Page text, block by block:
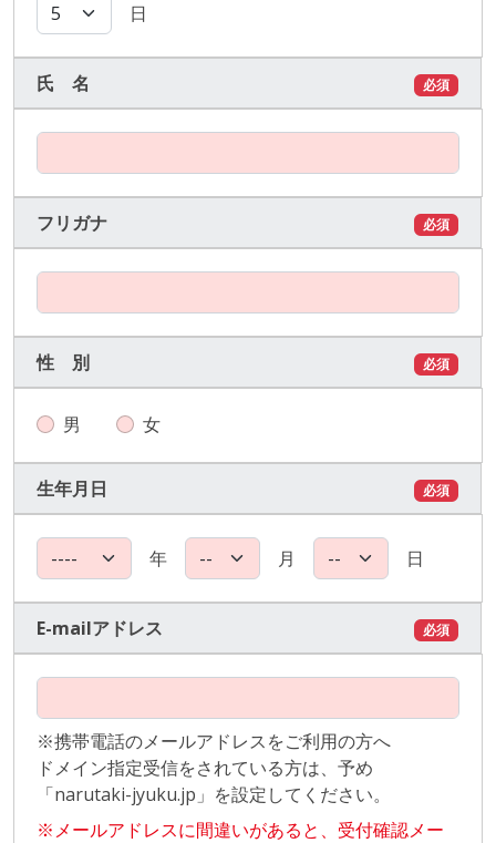
日
氏 名 必須
フリガナ 必須
性 別 必須
男 女
生年月日 必須
年 月 日
E-mailアドレス 必須
※携帯電話のメールアドレスをご利用の方へ
ドメイン指定受信をされている方は、予め
「narutaki-jyuku.jp」を設定してください。
※メールアドレスに間違いがあると、受付確認メー